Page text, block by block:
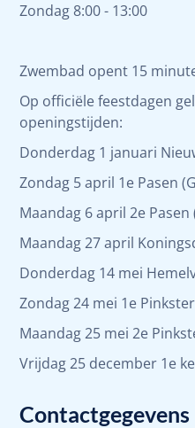
Zondag 8:00 - 13:00
Zwembad opent 15
Op officiële feestdagen
openingstijden:
Donderdag 1 januari
Zondag 5 april 1e Pasen
Maandag 6 april 2e
Maandag 27 april
Donderdag 14 mei
Zondag 24 mei 1e
Maandag 25 mei 2e
Vrijdag 25 december 1e
Contactgegevens